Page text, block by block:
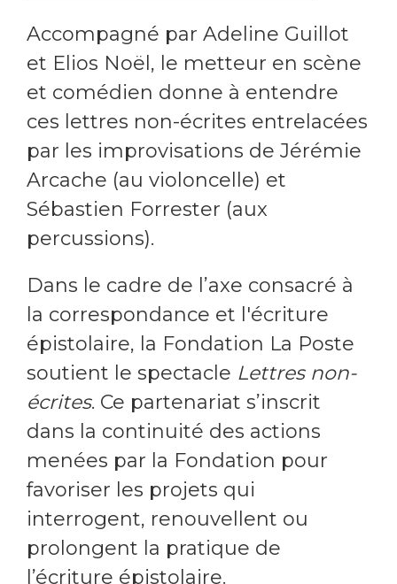
Accompagné par Adeline Guillot
et Elios Noël, le metteur en scène
et comédien donne à entendre
ces lettres non-écrites entrelacées
par les improvisations de Jérémie
Arcache (au violoncelle) et
Sébastien Forrester (aux
percussions).
Dans le cadre de l’axe consacré à
la correspondance et l'écriture
épistolaire, la Fondation La Poste
soutient le spectacle Lettres non-
écrites. Ce partenariat s’inscrit
dans la continuité des actions
menées par la Fondation pour
favoriser les projets qui
interrogent, renouvellent ou
prolongent la pratique de
l’écriture épistolaire.